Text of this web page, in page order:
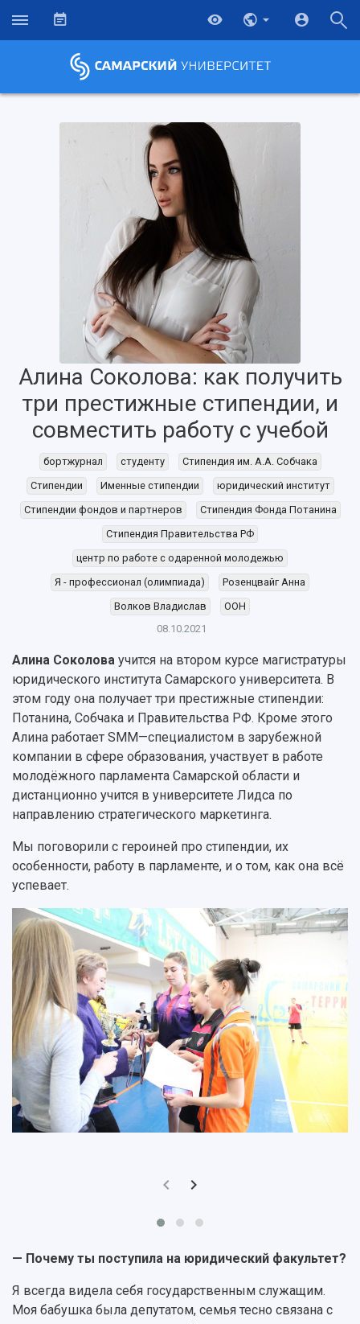
История
Ключевые факты
Рейтинги
Главные новости
Объявления
Почему я выбираю Самарский университет?
Бакалавриат и специалитет
Основные научные направления
Научные школы и ведущие научные коллективы
Диссертационные советы
Алина Соколова: как получить
три престижные стипендии, и
совместить работу с учебой
бортжурнал студенту
Стипендия им. А.А. Собчака
Стипендии
Именные стипендии
юридический институт
Стипендии фондов и партнеров
Стипендия Фонда Потанина
Стипендия Правительства РФ
центр по работе с одаренной молодежью
Я - профессионал (олимпиада)
Розенцвайг Анна
Волков Владислав
ООН
08.10.2021
Алина Соколова учится на втором курсе магистратуры
юридического института Самарского университета. В
этом году она получает три престижные стипендии:
Потанина, Собчака и Правительства РФ. Кроме этого
Алина работает SMM—специалистом в зарубежной
компании в сфере образования, участвует в работе
молодёжного парламента Самарской области и
дистанционно учится в университете Лидса по
направлению стратегического маркетинга.
Мы поговорили с героиней про стипендии, их
особенности, работу в парламенте, и о том, как она всё
успевает.
— Почему ты поступила на юридический факультет?
Я всегда видела себя государственным служащим.
Моя бабушка была депутатом, семья тесно связана с